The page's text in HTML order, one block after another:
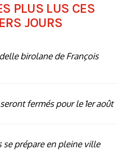
PLUS LUS CES
JOURS
birolane de François
fermés pour le 1er août
se prépare en pleine ville